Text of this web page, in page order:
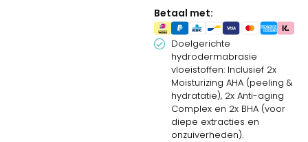
voor jouw salon. Door de
diepe reiniging, extractie en
hydratatie van de Aquastar
te combineren met de
hoogwaardige serums en
cremé’s van Toskani, onthul
je onmiddellijk een stralende
en gezonde huid. Het pakket
is volledig vernieuwd en
Betaal met:
Doelgerichte
hydrodermabrasie
vloeistoffen: Inclusief 2x
Moisturizing AHA (peeling &
hydratatie), 2x Anti-aging
Complex en 2x BHA (voor
diepe extracties en
onzuiverheden).